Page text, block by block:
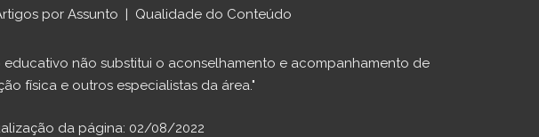
por Assunto | Qualidade do Conteúdo
não substitui o aconselhamento e acompanhamento de
física e outros especialistas da área."
da página: 02/08/2022